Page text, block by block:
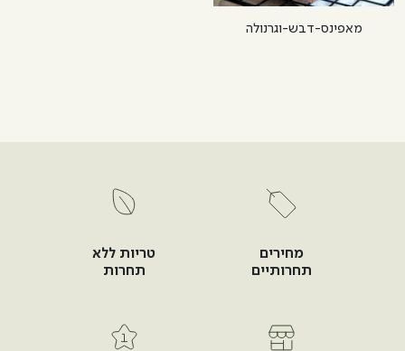
מאפינס-דבש-וגרנולה
מחירים
תחרותיים
טריות ללא
תחרות